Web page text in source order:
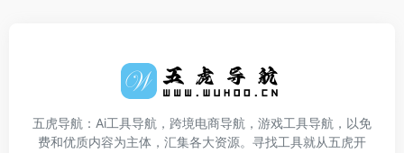
五虎导航：Ai工具导航，跨境电商导航，游戏工具导航，以免
费和优质内容为主体，汇集各大资源。寻找工具就从五虎开